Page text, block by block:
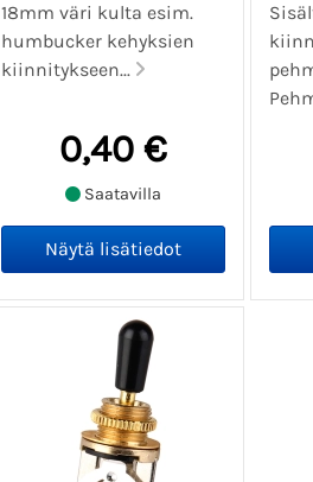
18mm väri kulta esim.
humbucker kehyksien
kiinnitykseen...
0,40 €
Saatavilla